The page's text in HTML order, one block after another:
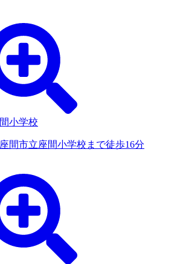
座間市立座間小学校まで徒歩16分